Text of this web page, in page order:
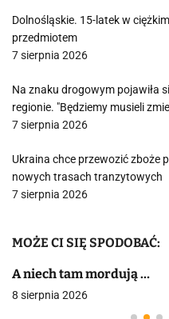
Dolnośląskie. 15-latek w
przedmiotem
7 sierpnia 2026
Na znaku drogowym pojawiła
regionie. "Będziemy musieli
7 sierpnia 2026
Ukraina chce przewozić zboże
nowych trasach tranzytowych
7 sierpnia 2026
MOŻE CI SIĘ SPODOBAĆ:
A niech tam mordują …
8 sierpnia 2026